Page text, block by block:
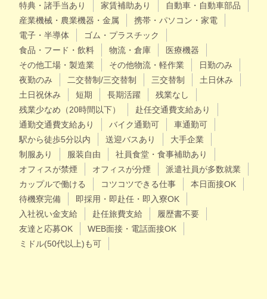
特典・諸手当あり
家賃補助あり
自動車・自動車部品
産業機械・農業機器・金属
携帯・パソコン・家電
電子・半導体
ゴム・プラスチック
食品・フード・飲料
物流・倉庫
医療機器
その他工場・製造業
その他物流・軽作業
日勤のみ
夜勤のみ
二交替制/三交替制 三交替制
土日休み
土日祝休み
短期 長期活躍
残業なし
残業少なめ（20時間以下）
赴任交通費支給あり
通勤交通費支給あり
バイク通勤可
車通勤可
駅から徒歩5分以内
送迎バスあり
大手企業
制服あり
服装自由
社員食堂・食事補助あり
オフィスが禁煙
オフィスが分煙
派遣社員が多数就業
カップルで働ける
コツコツできる仕事
本日面接OK
待機寮完備
即採用・即赴任・即入寮OK
入社祝い金支給
赴任旅費支給
履歴書不要
友達と応募OK
WEB面接・電話面接OK
ミドル(50代以上)も可